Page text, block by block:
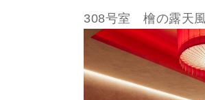
308号室 檜の露天